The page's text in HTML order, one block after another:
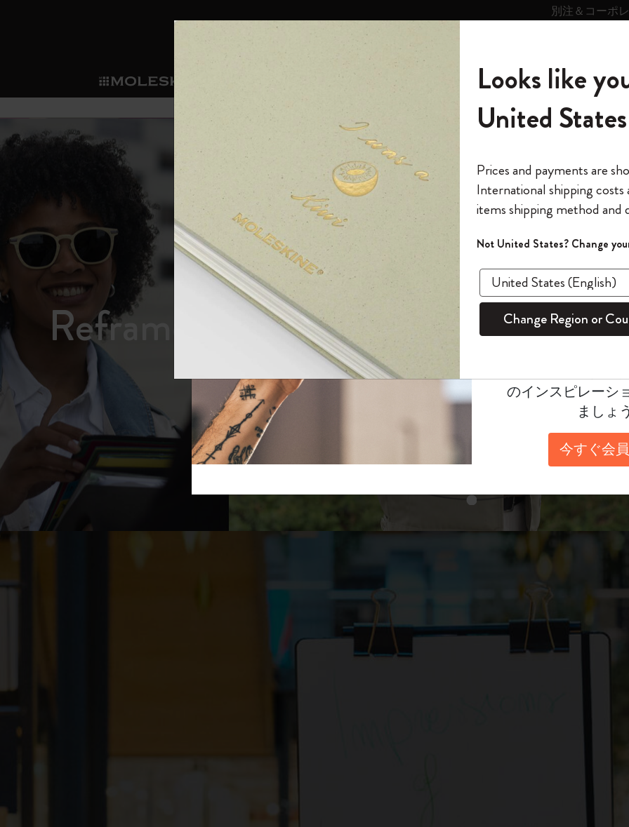
別注＆コーポ
ショ
新商品
ノートブック
ノートブック
The Original Notebook
ミニノートブックチャーム
カイエ ＆ ジャーナル
セット
パッションジャーナル
スチューデントカイエジャーナル
ダイアリー
サブカテゴリ
ダイアリー
パーソナル・ダイアリー
12カ月ダイアリー
15ヶ月プランナー
ウィークリープランナー
デイリープランナー
マンスリープランナー
ライフプランナー・コレクション
モレスキンスマート
サブカテゴリ
すべて見る
スマートライティング・システム
モレスキンスマートスマートとは
アプリ・サービス
ライティングツール
サブカテゴリ
モレスキンスマート
Blackwing x モレスキン
Kaweco x モレスキン
ペン & ペンシル
限定版ノートブック
サブカテゴリ
Reframe サングラス
ムーミン コレクション
キム・ジョンギコレクション
「Alice's Adventures in Wonderland」コレ
『ロード・オブ・ザ・リング』コレク
カラーパターン ノートブック
サクラコレクション
馬年コレクション
ISSEY MIYAKE | モレスキン のコレク
ナサにインスパイアされたコレクショ
ン
ピーナッツ限定コレクション
キム・ジョンギコレクション
Impressions of Impressionism コレクショ
ン
カサ・バトリョ 限定版コレクション
ゴッホ美術館
すべて見る
バックパック
限定版バックパック
Shopper paper – made Collection
ギフト
サブカテゴリ
アートを愛する方への贈り物
プロフェッショナルへの贈り物
ミニマリストへの贈り物
マキシマリストへの贈り物
健康を愛する方への贈り物です
趣味を愛する方へのギフト
ピン
サブカテゴリ
カントリー・テーマ・ピンズ・コレク
ション
パッチ
サブカテゴリ
プライドをいつも胸に
Mardi Mercredi × モレスキン
すべて見る
スマートライティング・シス
テム
サブカテゴリ
スマートライティング・システム
スマートノートブック
スマートダイアリー
モレスキンスマートスマート
とは
アプリ・サービス
サブカテゴリ
Notes
モレスキン Journal
モレスキン Planner
パーソナライズサ
ービス
サブカテゴリ
カスタムダイアリー
カスタムノートブック
パッチ
和紙テープ
ミニノートブックチャーム
別注＆コーポレートギフト
リー
の世界
サブカテゴリ
モレスキンメンバーシップ
我々の歴史
モレスキンのマニフェスト
ペンと紙の力
持続可能な創造性
Detour
今すぐメンバー登録
ウェルカムオファー: 次回のご購入時に10% オフと送料無料
通常特典: パーソナライズの2冊ご購入で1冊無料
バースデー特典: 1回限りの割引（1ヶ月有効）
先行プレビュー: 新作コレクションへの先行アクセス
伝説的なお得情報: 会員限定の特別サプライズ
セールへの早期アクセス: お得な情報をいち早くチェック
モレスキン限定イベント: 優先アクセス
返品期間の延長: 1ヶ月間
モレスキンの世界
*メールアドレス
*パスワード
このデバイスで情
ログイン
6,500円以上のご購入で送料無料
あるページから始まる物語
Reframe Sunglasses（リフレ
あなたにぴったりの一本を選ぼう
ス
スライド表示2
スライド表示3
スライド表示4
スライド表示5 モレスキンの世
今すぐ会員登録
「WELCOME10」
回注文が10%オフ
ます。セール・ア
適用
のインスピレーシ
ましょ
今すぐ会
Looks like
United States
Prices and payments are
International shipping costs
items shipping method and
Not United States? Change
Change Region or